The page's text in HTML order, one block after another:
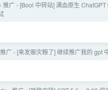
› 推广 › [Bool 中转站] 满血原生
推广 › [来发赈灾粮了] 继续推广我的 gpt